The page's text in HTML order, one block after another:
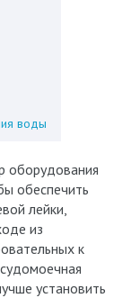
воды
оборудования
обеспечить
лейки,
из
к
установить